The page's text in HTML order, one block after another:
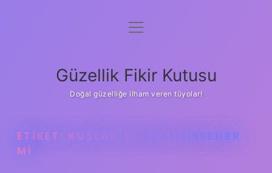
Anasayfa
Yasal Uyarı
menüyü
Güzellik Fikir Kutusu
Doğal güzelliğe ilham veren tüyolar!
ETIKET: KUŞLAR SEVGIYI HISSEDER
MI